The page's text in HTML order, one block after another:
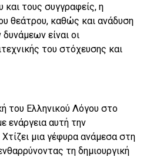
τους συγγραφείς, η
θεάτρου, καθώς και ανάδυση
είναι οι
του στόχευσης και
του Ελληνικού Λόγου στο
ενάργεια αυτή την
μια γέφυρα ανάμεσα στη
τη δημιουργική